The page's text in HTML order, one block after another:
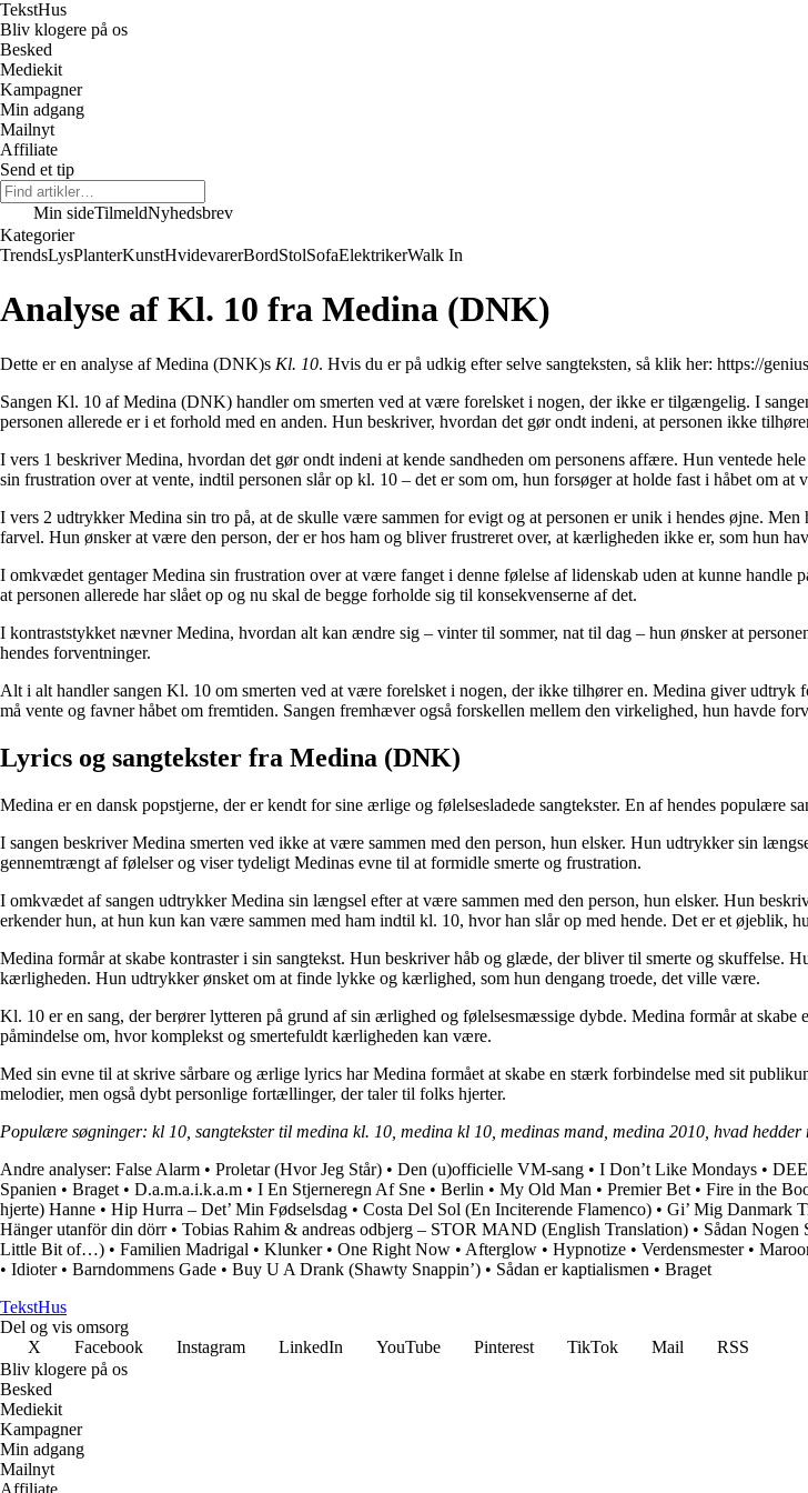
TekstHus
Bliv klogere på os
Besked
Mediekit
Kampagner
Min adgang
Mailnyt
Affiliate
Send et tip
Min sideTilmeldNyhedsbrev
Kategorier
TrendsLysPlanterKunstHvidevarerBordStolSofaElektrikerWalk In
Analyse af Kl. 10 fra Medina (DNK)
Dette er en analyse af Medina (DNK)s Kl. 10. Hvis du er på udkig efter selve sangteksten, så klik her: https://
Sangen Kl. 10 af Medina (DNK) handler om smerten ved at være forelsket i nogen, der ikke er tilgængelig. I
personen allerede er i et forhold med en anden. Hun beskriver, hvordan det gør ondt indeni, at personen ikke
I vers 1 beskriver Medina, hvordan det gør ondt indeni at kende sandheden om personens affære. Hun ventede
sin frustration over at vente, indtil personen slår op kl. 10 – det er som om, hun forsøger at holde fast i håbet om
I vers 2 udtrykker Medina sin tro på, at de skulle være sammen for evigt og at personen er unik i hendes øjne.
farvel. Hun ønsker at være den person, der er hos ham og bliver frustreret over, at kærligheden ikke er, som hun
I omkvædet gentager Medina sin frustration over at være fanget i denne følelse af lidenskab uden at kunne handle
at personen allerede har slået op og nu skal de begge forholde sig til konsekvenserne af det.
I kontraststykket nævner Medina, hvordan alt kan ændre sig – vinter til sommer, nat til dag – hun ønsker at
hendes forventninger.
Alt i alt handler sangen Kl. 10 om smerten ved at være forelsket i nogen, der ikke tilhører en. Medina giver udtryk
må vente og favner håbet om fremtiden. Sangen fremhæver også forskellen mellem den virkelighed, hun havde
Lyrics og sangtekster fra Medina (DNK)
Medina er en dansk popstjerne, der er kendt for sine ærlige og følelsesladede sangtekster. En af hendes populære
I sangen beskriver Medina smerten ved ikke at være sammen med den person, hun elsker. Hun udtrykker sin
gennemtrængt af følelser og viser tydeligt Medinas evne til at formidle smerte og frustration.
I omkvædet af sangen udtrykker Medina sin længsel efter at være sammen med den person, hun elsker. Hun
erkender hun, at hun kun kan være sammen med ham indtil kl. 10, hvor han slår op med hende. Det er et øjeblik,
Medina formår at skabe kontraster i sin sangtekst. Hun beskriver håb og glæde, der bliver til smerte og skuffelse.
kærligheden. Hun udtrykker ønsket om at finde lykke og kærlighed, som hun dengang troede, det ville være.
Kl. 10 er en sang, der berører lytteren på grund af sin ærlighed og følelsesmæssige dybde. Medina formår at
påmindelse om, hvor komplekst og smertefuldt kærligheden kan være.
Med sin evne til at skrive sårbare og ærlige lyrics har Medina formået at skabe en stærk forbindelse med sit
melodier, men også dybt personlige fortællinger, der taler til folks hjerter.
Populære søgninger: kl 10, sangtekster til medina kl. 10, medina kl 10, medinas mand, medina 2010, hvad
Andre analyser: False Alarm • Proletar (Hvor Jeg Står) • Den (u)officielle VM-sang • I Don’t Like Mondays •
Spanien • Braget • D.a.m.a.i.k.a.m • I En Stjerneregn Af Sne • Berlin • My Old Man • Premier Bet • Fire in the
hjerte) Hanne • Hip Hurra – Det’ Min Fødselsdag • Costa Del Sol (En Inciterende Flamenco) • Gi’ Mig Danmark
Hänger utanför din dörr• Tobias Rahim & andreas odbjerg – STOR MAND (English Translation) • Sådan Nogen
Little Bit of…) • Familien Madrigal • Klunker• One Right Now • Afterglow • Hypnotize • Verdensmester•
• Idioter• Barndommens Gade • Buy U A Drank (Shawty Snappin’) • Sådan er kaptialismen • Braget
TekstHus
Del og vis omsorg
X
Facebook Instagram LinkedIn YouTube Pinterest TikTok Mail
RSS
Bliv klogere på os
Besked
Mediekit
Kampagner
Min adgang
Mailnyt
Affiliate